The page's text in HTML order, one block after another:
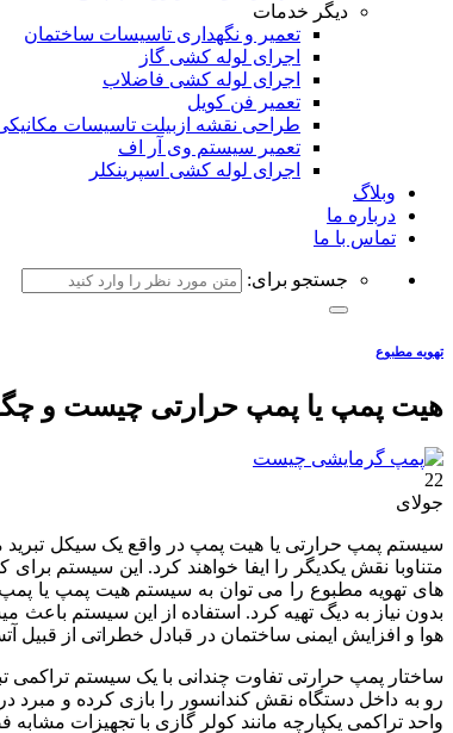
دیگر خدمات
تعمیر و نگهداری تاسیسات ساختمان
اجرای لوله کشی گاز
اجرای لوله کشی فاضلاب
تعمیر فن کویل
طراحی نقشه ازبیلت تاسیسات
تعمیر سیستم وی آر اف
اجرای لوله کشی اسپرینکلر
وبلاگ
درباره ما
تماس با ما
جستجو برای:
تهویه مطبوع
هیت پمپ یا پمپ حرارتی چیست و
22
جولای
سیستم پمپ حرارتی یا هیت پمپ در واقع یک سیکل تبرید
متناوبا نقش یکدیگر را ایفا خواهند کرد. این سیستم
های تهویه مطبوع را می توان به سیستم هیت پمپ یا
بدون نیاز به دیگ تهیه کرد. استفاده از این سیستم
هوا و افزایش ایمنی ساختمان در قبادل خطراتی از
ساختار پمپ حرارتی تفاوت چندانی با یک سیستم
رو به داخل دستگاه نقش کندانسور را بازی کرده و مبرد
واحد تراکمی یکپارچه مانند کولر گازی با تجهیزات